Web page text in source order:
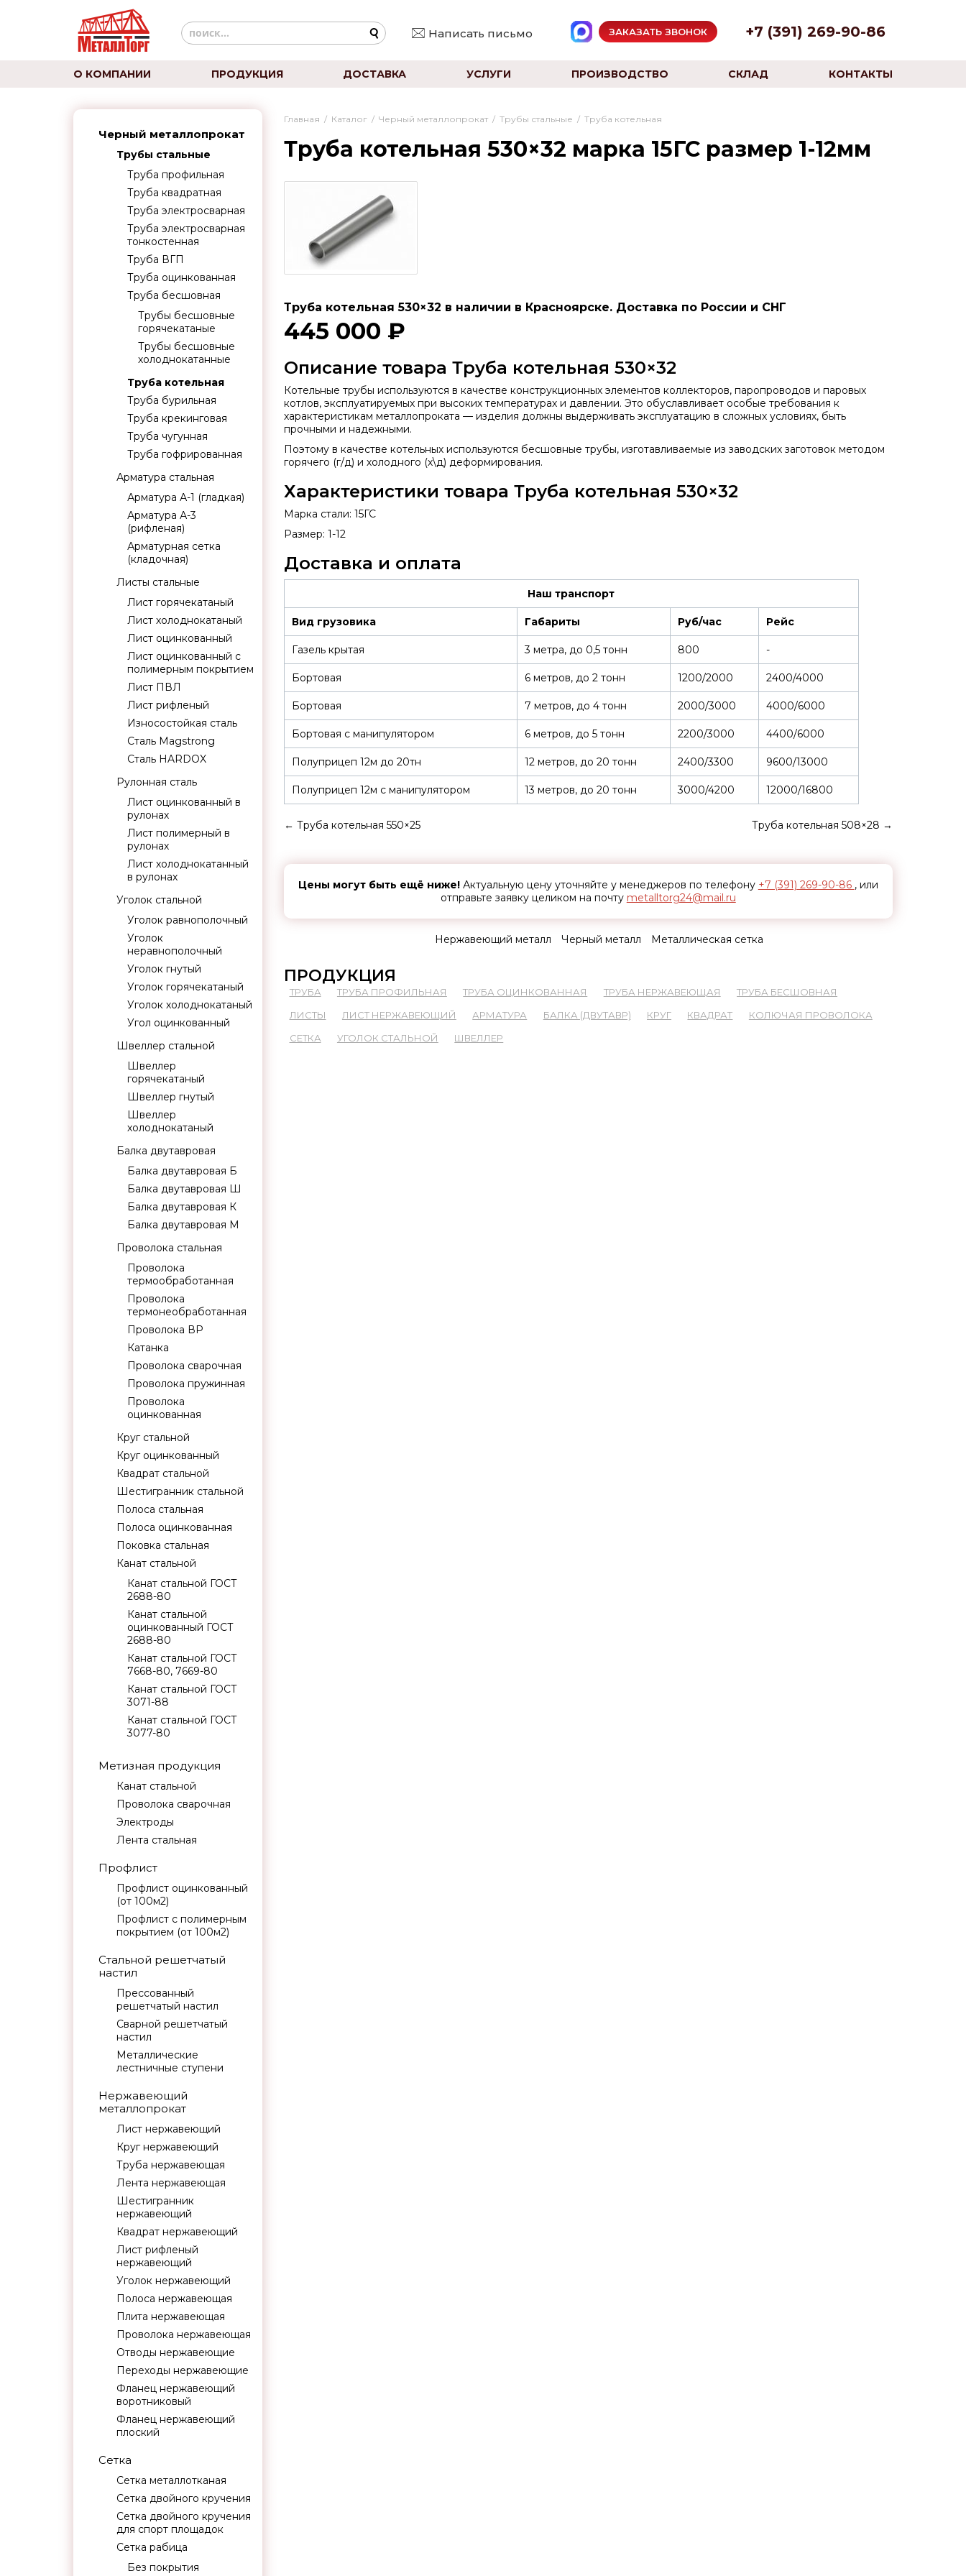
Написать письмо ЗАКАЗАТЬ ЗВОНОК +7 (391) 269-90-86
О КОМПАНИИ ПРОДУКЦИЯ ДОСТАВКА УСЛУГИ ПРОИЗВОДСТВО СКЛАД КОНТАКТЫ
Черный металлопрокат
Трубы стальные
Труба профильная
Труба квадратная
Труба электросварная
Труба электросварная
тонкостенная
Труба ВГП
Труба оцинкованная
Труба бесшовная
Трубы бесшовные
горячекатаные
Трубы бесшовные
холоднокатанные
Труба котельная
Труба бурильная
Труба крекинговая
Труба чугунная
Труба гофрированная
Арматура стальная
Арматура А-1 (гладкая)
Арматура А-3
(рифленая)
Арматурная сетка
(кладочная)
Листы стальные
Лист горячекатаный
Лист холоднокатаный
Лист оцинкованный
Лист оцинкованный с
полимерным покрытием
Лист ПВЛ
Лист рифленый
Износостойкая сталь
Сталь Magstrong
Сталь HARDOX
Рулонная сталь
Лист оцинкованный в
рулонах
Лист полимерный в
рулонах
Лист холоднокатанный
в рулонах
Уголок стальной
Уголок равнополочный
Уголок
неравнополочный
Уголок гнутый
Уголок горячекатаный
Уголок холоднокатаный
Угол оцинкованный
Швеллер стальной
Швеллер
горячекатаный
Швеллер гнутый
Швеллер
холоднокатаный
Балка двутавровая
Балка двутавровая Б
Балка двутавровая Ш
Балка двутавровая К
Балка двутавровая М
Проволока стальная
Проволока
термообработанная
Проволока
термонеобработанная
Проволока ВР
Катанка
Проволока сварочная
Проволока пружинная
Проволока
оцинкованная
Круг стальной
Круг оцинкованный
Квадрат стальной
Шестигранник стальной
Полоса стальная
Полоса оцинкованная
Поковка стальная
Канат стальной
Канат стальной ГОСТ
2688-80
Канат стальной
оцинкованный ГОСТ
2688-80
Канат стальной ГОСТ
7668-80, 7669-80
Канат стальной ГОСТ
3071-88
Канат стальной ГОСТ
3077-80
Метизная продукция
Канат стальной
Проволока сварочная
Электроды
Лента стальная
Профлист
Профлист оцинкованный
(от 100м2)
Профлист с полимерным
покрытием (от 100м2)
Стальной решетчатый
настил
Прессованный
решетчатый настил
Сварной решетчатый
настил
Металлические
лестничные ступени
Нержавеющий
металлопрокат
Лист нержавеющий
Круг нержавеющий
Труба нержавеющая
Лента нержавеющая
Шестигранник
нержавеющий
Квадрат нержавеющий
Лист рифленый
нержавеющий
Уголок нержавеющий
Полоса нержавеющая
Плита нержавеющая
Проволока нержавеющая
Отводы нержавеющие
Переходы нержавеющие
Фланец нержавеющий
воротниковый
Фланец нержавеющий
плоский
Сетка
Сетка металлотканая
Сетка двойного кручения
Сетка двойного кручения
для спорт площадок
Сетка рабица
Без покрытия
Главная / Каталог / Черный металлопрокат / Трубы стальные / Труба котельная
Труба котельная 530×32 марка 15ГС размер 1-12мм
Труба котельная 530×32 в наличии в Красноярске. Доставка по России и СНГ
445 000 ₽
Описание товара Труба котельная 530×32
Котельные трубы используются в качестве конструкционных элементов коллекторов, паропроводов и паровых
котлов, эксплуатируемых при высоких температурах и давлении. Это обуславливает особые требования к
характеристикам металлопроката — изделия должны выдерживать эксплуатацию в сложных условиях, быть
прочными и надежными.
Поэтому в качестве котельных используются бесшовные трубы, изготавливаемые из заводских заготовок методом
горячего (г/д) и холодного (х\д) деформирования.
Характеристики товара Труба котельная 530×32
Марка стали: 15ГС
Размер: 1-12
Доставка и оплата
Наш транспорт
Вид грузовика Габариты Руб/час Рейс
Газель крытая 3 метра, до 0,5 тонн 800 -
Бортовая 6 метров, до 2 тонн 1200/2000 2400/4000
Бортовая 7 метров, до 4 тонн 2000/3000 4000/6000
Бортовая с манипулятором 6 метров, до 5 тонн 2200/3000 4400/6000
Полуприцеп 12м до 20тн 12 метров, до 20 тонн 2400/3300 9600/13000
Полуприцеп 12м с манипулятором 13 метров, до 20 тонн 3000/4200 12000/16800
← Труба котельная 550×25 Труба котельная 508×28 →
Цены могут быть ещё ниже!Актуальную цену уточняйте у менеджеров по телефону +7 (391) 269-90-86 , или
отправьте заявку целиком на почту metalltorg24@mail.ru
Нержавеющий металл Черный металл Металлическая сетка
ПРОДУКЦИЯ
ТРУБА ТРУБА ПРОФИЛЬНАЯ ТРУБА ОЦИНКОВАННАЯ ТРУБА НЕРЖАВЕЮЩАЯ
ТРУБА БЕСШОВНАЯ
ЛИСТЫ
ЛИСТ НЕРЖАВЕЮЩИЙ АРМАТУРА БАЛКА (ДВУТАВР) КРУГ КВАДРАТ
КОЛЮЧАЯ ПРОВОЛОКА
СЕТКА
УГОЛОК СТАЛЬНОЙ ШВЕЛЛЕР